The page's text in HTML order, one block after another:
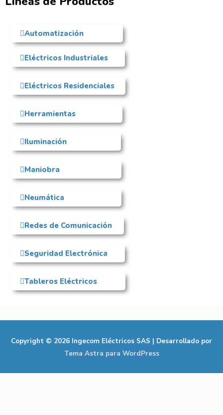
Automatización
Eléctricos Industriales
Eléctricos Residenciales
Herramientas
Iluminación
Maniobra
Neumática
Redes de Comunicación
Seguridad Electrónica
Tableros Eléctricos
Copyright © 2026 Ingecom Eléctricos SAS | Desarrollado por
Tema Astra para WordPress